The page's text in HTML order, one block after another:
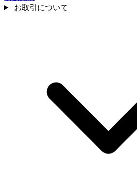
お取引について